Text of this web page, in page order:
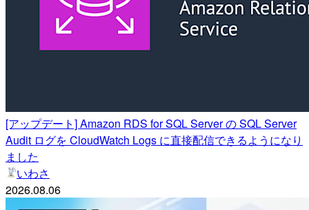
[アップデート] Amazon RDS for SQL Server の SQL Server
Audit ログを CloudWatch Logs に直接配信できるようになり
ました
いわさ
2026.08.06